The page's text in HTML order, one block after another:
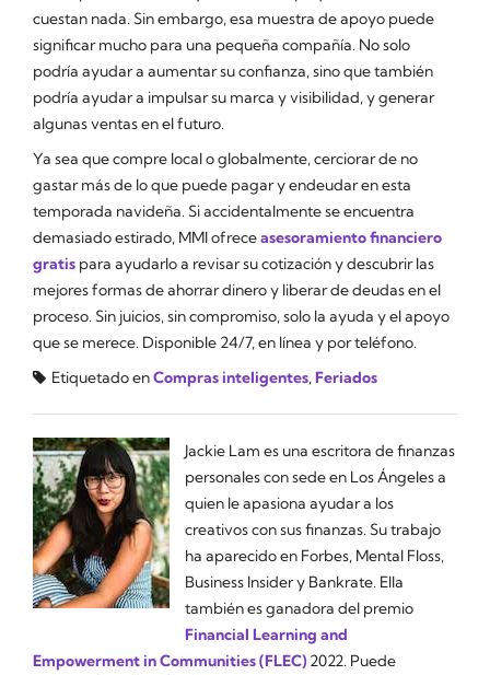
cuestan nada. Sin embargo, esa muestra de apoyo puede
significar mucho para una pequeña compañía. No solo
podría ayudar a aumentar su confianza, sino que también
podría ayudar a impulsar su marca y visibilidad, y generar
algunas ventas en el futuro.
Ya sea que compre local o globalmente, cerciorar de no
gastar más de lo que puede pagar y endeudar en esta
temporada navideña. Si accidentalmente se encuentra
demasiado estirado, MMI ofreceasesoramiento financiero
gratis para ayudarlo a revisar su cotización y descubrir las
mejores formas de ahorrar dinero y liberar de deudas en el
proceso. Sin juicios, sin compromiso, solo la ayuda y el apoyo
que se merece. Disponible 24/7, en línea y por teléfono.
Etiquetado enCompras inteligentes, Feriados
Jackie Lam es una escritora de finanzas
personales con sede en Los Ángeles a
quien le apasiona ayudar a los
creativos con sus finanzas. Su trabajo
ha aparecido en Forbes, Mental Floss,
Business Insider y Bankrate. Ella
también es ganadora del premio
Financial Learning and
Empowerment in Communities (FLEC) 2022. Puede